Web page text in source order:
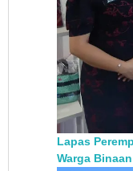
Lapas
Warga Binaan